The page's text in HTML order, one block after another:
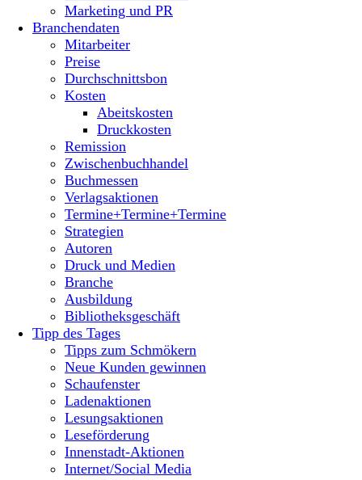
Marketing und PR
Branchendaten
Mitarbeiter
Preise
Durchschnittsbon
Kosten
Abeitskosten
Druckkosten
Remission
Zwischenbuchhandel
Buchmessen
Verlagsaktionen
Termine+Termine+Termine
Strategien
Autoren
Druck und Medien
Branche
Ausbildung
Bibliotheksgeschäft
Tipp des Tages
Tipps zum Schmökern
Neue Kunden gewinnen
Schaufenster
Ladenaktionen
Lesungsaktionen
Leseförderung
Innenstadt-Aktionen
Internet/Social Media